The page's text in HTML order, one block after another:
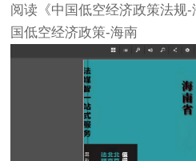
阅读《中国低空经济政策法规-
国低空经济政策-海南